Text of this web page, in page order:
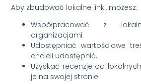
Aby zbudować lokalne linki, możesz:
Współpracować z
organizacjami.
Udostępniać wartościowe
chcieli udostępnić.
Uzyskać recenzje od
je na swojej stronie.